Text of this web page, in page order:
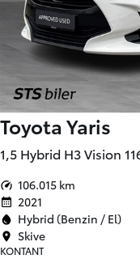
Toyota Yaris
1,5 Hybrid H3 Vision
106.015 km
2021
Hybrid (Benzin / El)
Skive
KONTANT